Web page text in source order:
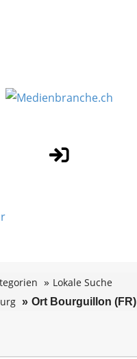
Lokale Suche
Ort Bourguillon (FR)